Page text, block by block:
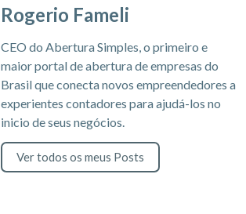
Rogerio Fameli
CEO do Abertura Simples, o primeiro e
maior portal de abertura de empresas do
Brasil que conecta novos empreendedores a
experientes contadores para ajudá-los no
inicio de seus negócios.
Ver todos os meus Posts